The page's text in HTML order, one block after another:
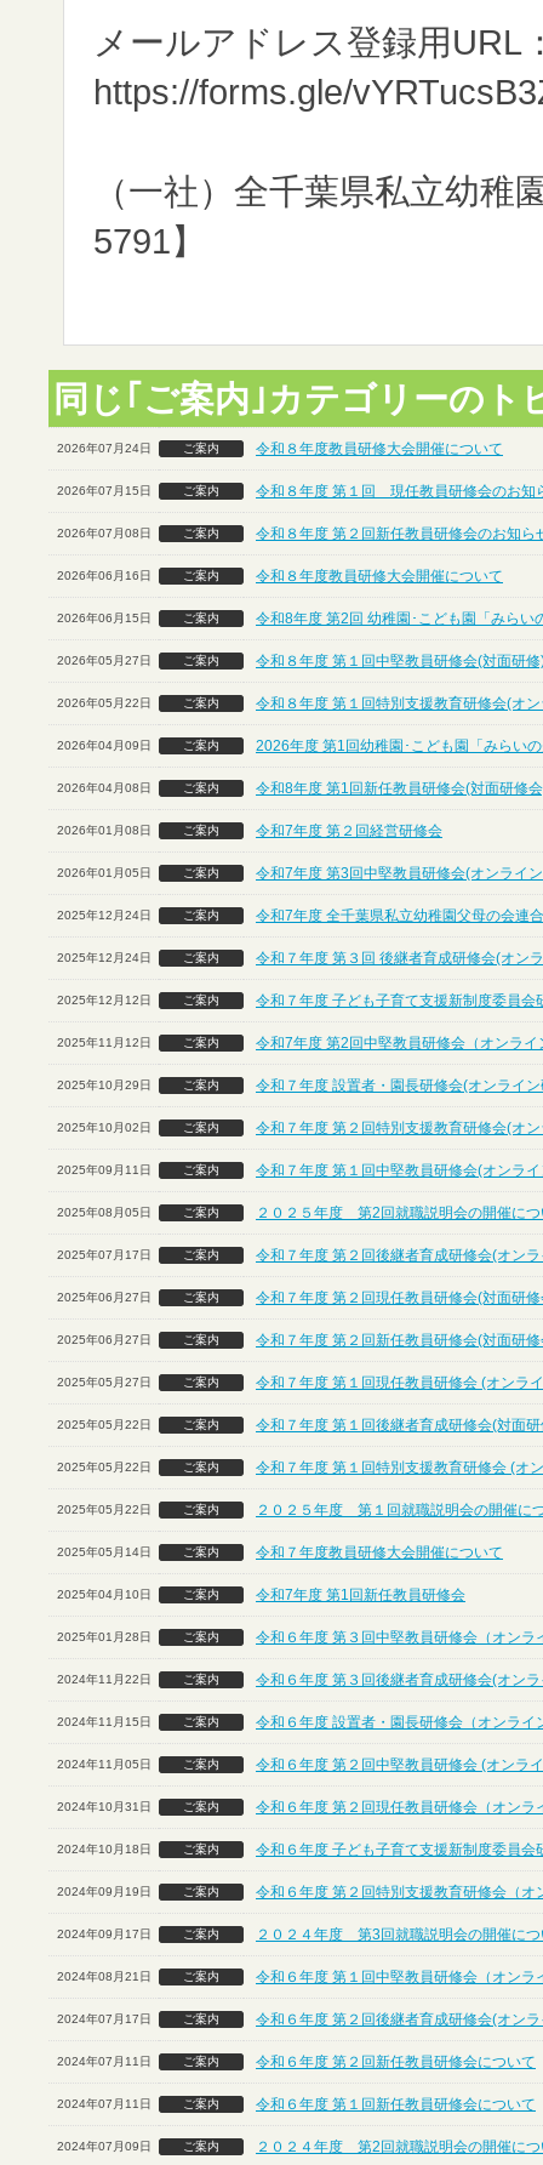
メールアドレス登録用URL
https://forms.gle/
（一社）全千葉県私立幼
5791】
同じ｢ご案内｣カテゴリーのト
2026年07月24日 ご案内 令和８年度教員研修大会開催について
2026年07月15日 ご案内 令和８年度 第１回 現任教員研修会のお知
2026年07月08日 ご案内 令和８年度 第２回新任教員研修会のお知ら
2026年06月16日 ご案内 令和８年度教員研修大会開催について
2026年06月15日 ご案内 令和8年度 第2回 幼稚園･こども園「みらい
2026年05月27日 ご案内 令和８年度 第１回中堅教員研修会(対面研修
2026年05月22日 ご案内 令和８年度 第１回特別支援教育研修会(オ
2026年04月09日 ご案内 2026年度 第1回幼稚園･こども園「みらい
2026年04月08日 ご案内 令和8年度 第1回新任教員研修会(対面研修
2026年01月08日 ご案内 令和7年度 第２回経営研修会
2026年01月05日 ご案内 令和7年度 第3回中堅教員研修会(オンライ
2025年12月24日 ご案内 令和7年度 全千葉県私立幼稚園父母の会連
2025年12月24日 ご案内 令和７年度 第３回 後継者育成研修会(オン
2025年12月12日 ご案内 令和７年度 子ども子育て支援新制度委員会
2025年11月12日 ご案内 令和7年度 第2回中堅教員研修会（オンライ
2025年10月29日 ご案内 令和７年度 設置者・園長研修会(オンライ
2025年10月02日 ご案内 令和７年度 第２回特別支援教育研修会(オ
2025年09月11日 ご案内 令和７年度 第１回中堅教員研修会(オンラ
2025年08月05日 ご案内 ２０２５年度 第2回就職説明会の開催につ
2025年07月17日 ご案内 令和７年度 第２回後継者育成研修会(オン
2025年06月27日 ご案内 令和７年度 第２回現任教員研修会(対面研
2025年06月27日 ご案内 令和７年度 第２回新任教員研修会(対面研
2025年05月27日 ご案内 令和７年度 第１回現任教員研修会 (オンラ
2025年05月22日 ご案内 令和７年度 第１回後継者育成研修会(対面
2025年05月22日 ご案内 令和７年度 第１回特別支援教育研修会 (オ
2025年05月22日 ご案内 ２０２５年度 第１回就職説明会の開催に
2025年05月14日 ご案内 令和７年度教員研修大会開催について
2025年04月10日 ご案内 令和7年度 第1回新任教員研修会
2025年01月28日 ご案内 令和６年度 第３回中堅教員研修会（オンラ
2024年11月22日 ご案内 令和６年度 第３回後継者育成研修会(オン
2024年11月15日 ご案内 令和６年度 設置者・園長研修会（オンライ
2024年11月05日 ご案内 令和６年度 第２回中堅教員研修会 (オンラ
2024年10月31日 ご案内 令和６年度 第２回現任教員研修会（オンラ
2024年10月18日 ご案内 令和６年度 子ども子育て支援新制度委員会
2024年09月19日 ご案内 令和６年度 第２回特別支援教育研修会（オ
2024年09月17日 ご案内 ２０２４年度 第3回就職説明会の開催につ
2024年08月21日 ご案内 令和６年度 第１回中堅教員研修会（オンラ
2024年07月17日 ご案内 令和６年度 第２回後継者育成研修会(オン
2024年07月11日 ご案内 令和６年度 第２回新任教員研修会について
2024年07月11日 ご案内 令和６年度 第１回新任教員研修会について
2024年07月09日 ご案内 ２０２４年度 第2回就職説明会の開催につ